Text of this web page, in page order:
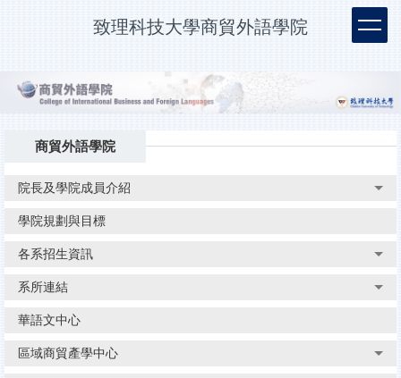
內
致理科技大學商貿外語學院
商貿外語學院
院長及學院成員介紹
學院規劃與目標
各系招生資訊
系所連結
華語文中心
區域商貿產學中心